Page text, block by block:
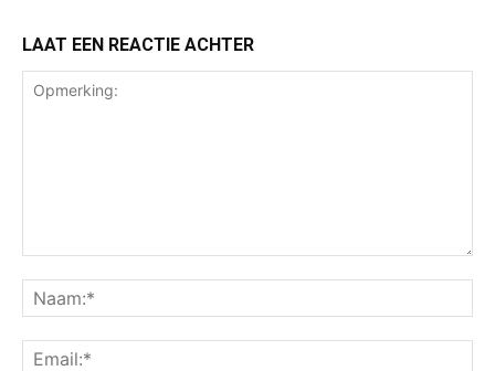
LAAT EEN REACTIE ACHTER